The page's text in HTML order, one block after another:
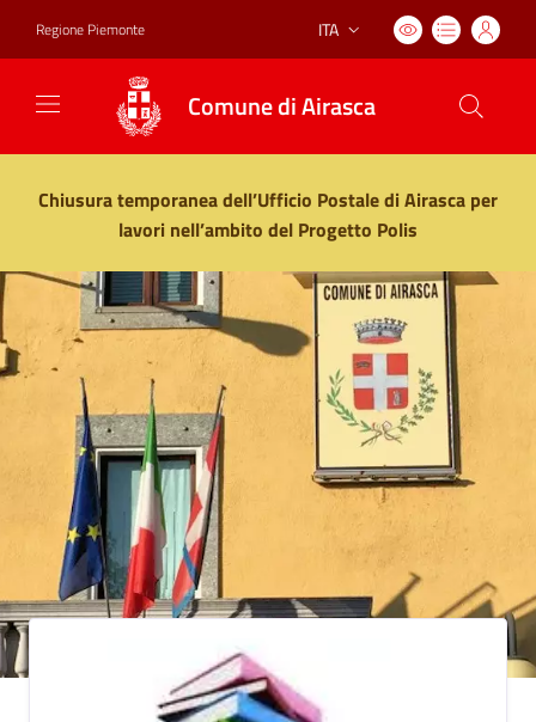
Regione Piemonte Lingua attiva:
ITA
Comune di Airasca
Chiusura temporanea dell’Ufficio Postale di Airasca per
lavori nell’ambito del Progetto Polis